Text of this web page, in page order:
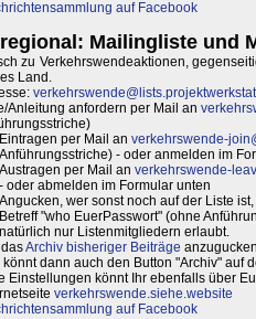
auf Facebook
Mailingliste und
zu Verkehrswendeaktionen,
Land.
Anleitung anfordern per Mail an
Eintragen per Mail an verkehrswende-
Anführungsstriche) - oder anmelden im
Austragen per Mail an verkehrswende-
- oder abmelden im Formular unten
Angucken, wer sonst noch auf der Liste
Betreff "who EuerPasswort" (ohne
natürlich nur Listenmitgliedern erlaubt.
Archiv bisheriger Beiträge
könnt dann auch den Button "Archiv" auf
Einstellungen könnt Ihr ebenfalls über
verkehrswende.siehe.website
auf Facebook